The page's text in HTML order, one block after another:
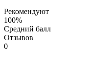
Рекомендуют
100%
Средний балл
Отзывов
0